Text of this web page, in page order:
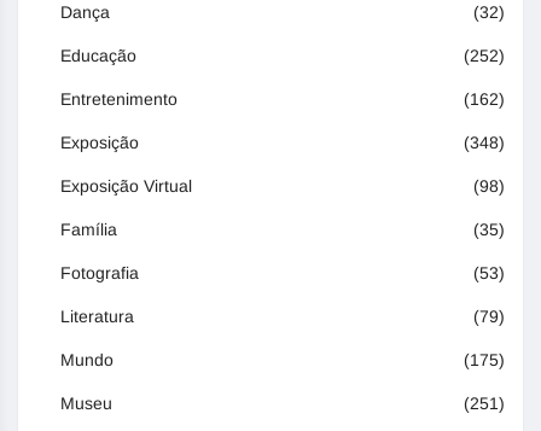
Dança (32)
Educação (252)
Entretenimento (162)
Exposição (348)
Exposição Virtual (98)
Família (35)
Fotografia (53)
Literatura (79)
Mundo (175)
Museu (251)